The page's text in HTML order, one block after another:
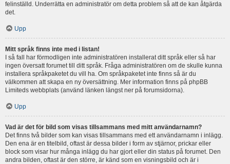
felinställd. Underrätta en administratör om detta problem så att de kan åtgärda
det.
Upp
Mitt språk finns inte med i listan!
I så fall har förmodligen inte administratören installerat ditt språk eller så har
ingen översatt forumet till ditt språk. Fråga administratören om de skulle kunna
installera språkpaketet du vill ha. Om språkpaketet inte finns så är du
välkommen att skapa en ny översättning. Mer information finns på phpBB
Limiteds webbplats (använd länken längst ner på forumsidorna).
Upp
Vad är det för bild som visas tillsammans med mitt användarnamn?
Det finns två bilder som kan visas tillsammans med ett användarnamn i inlägg.
Den ena är en titelbild, oftast är dessa bilder i form av stjärnor, prickar eller
block som visar hur många inlägg du har gjort eller din status på forumet. Den
andra bilden, oftast är den större, är känd som en visningsbild och är i